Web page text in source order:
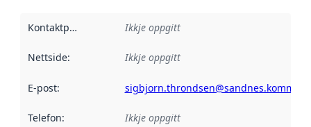
Kontaktpunkt Ikkje oppgitt
Nettside: Ikkje oppgitt
E-post:
Telefon: Ikkje oppgitt